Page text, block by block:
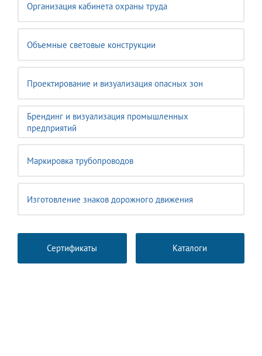
Организация кабинета охраны труда
Объемные световые конструкции
Проектирование и визуализация опасных зон
Брендинг и визуализация промышленных
предприятий
Маркировка трубопроводов
Изготовление знаков дорожного движения
Сертификаты Каталоги